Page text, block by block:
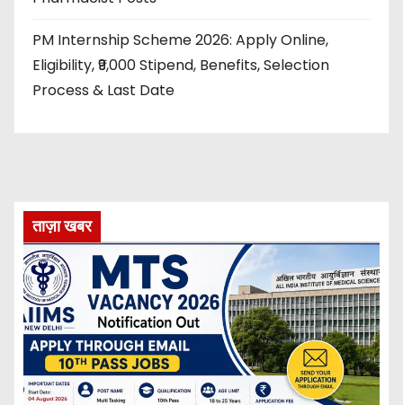
PM Internship Scheme 2026: Apply Online,
Eligibility, ₹9,000 Stipend, Benefits, Selection
Process & Last Date
ताज़ा खबर